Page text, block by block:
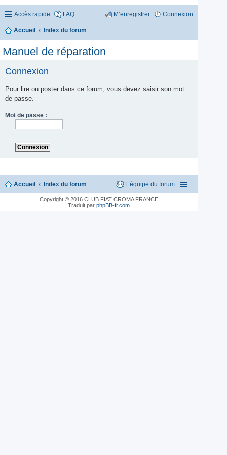
Accès rapide FAQ Connexion
M’enregistrer
Accueil Index du forum
Manuel de réparation
Connexion
Pour lire ou poster dans ce forum, vous devez saisir son mot
de passe.
Mot de passe :
Accueil Index du forum L’équipe du forum
Copyright © 2016 CLUB FIAT CROMA FRANCE
Traduit parphpBB-fr.com